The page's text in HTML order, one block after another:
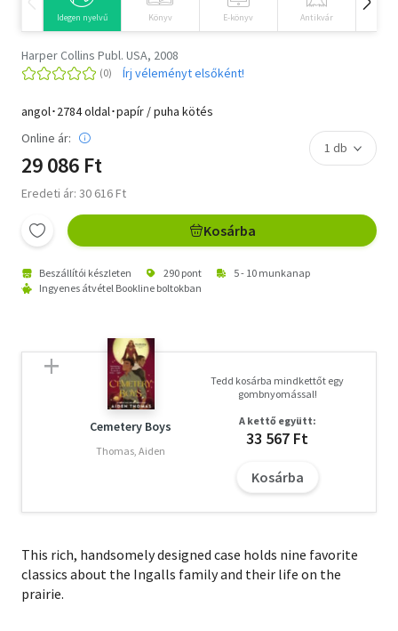
Természettudomány
Történelem
Vallás
Idegen nyelvű Könyv E-könyv Antikvár
Harper Collins Publ. USA, 2008
Írj véleményt elsőként!
angol･2784 oldal･papír / puha kötés
Online ár:
29 086 Ft
Eredeti ár: 30 616 Ft
Kosárba
Beszállítói készleten 290 pont
5 - 10 munkanap
Ingyenes átvétel Bookline boltokban
Cemetery Boys
Thomas, Aiden
Tedd kosárba mindkettőt egy
gombnyomással!
A kettő együtt:
33 567 Ft
Kosárba
This rich, handsomely designed case holds nine favorite
classics about the Ingalls family and their life on the
prairie.